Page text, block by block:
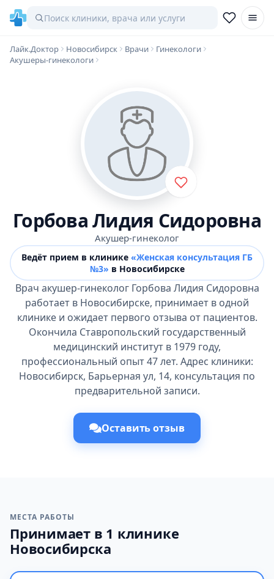
Лайк.Доктор Новосибирск Врачи
Гинекологи
Акушеры-гинекологи
Горбова Лидия Сидоровна
Акушер-гинеколог
Ведёт прием в клинике «Женская консультация ГБ
№3» в Новосибирске
Врач акушер-гинеколог Горбова Лидия Сидоровна
работает в Новосибирске, принимает в одной
клинике и ожидает первого отзыва от пациентов.
Окончила Ставропольский государственный
медицинский институт в 1979 году,
профессиональный опыт 47 лет. Адрес клиники:
Новосибирск, Барьерная ул, 14, консультация по
предварительной записи.
Оставить отзыв
МЕСТА РАБОТЫ
Принимает в 1 клинике
Новосибирска